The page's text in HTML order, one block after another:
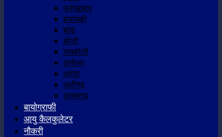
फर्रुखाबाद
बाराबंकी
बांदा
बरेली
रायबरेली
अयोध्या
आगरा
अलीगढ़
आजमगढ़
बायोग्राफी
आयु कैलकुलेटर
नौकरी